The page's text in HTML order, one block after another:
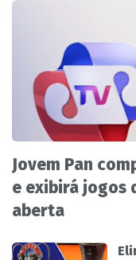
Jovem Pan
e exibirá jogos
aberta